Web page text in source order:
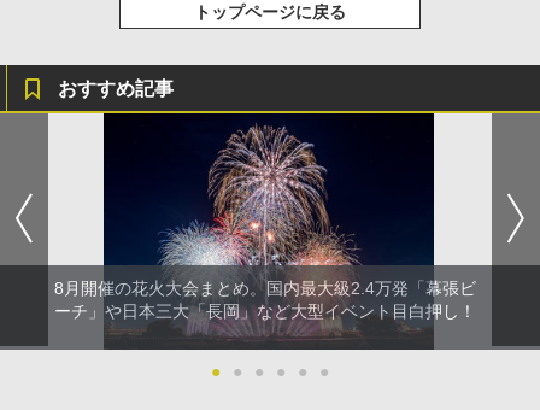
トップページに戻る
おすすめ記事
8月開催の花火大会まとめ。国内最大級2.4万発「幕張ビ
ーチ」や日本三大「長岡」など大型イベント目白押し！
● ● ● ● ● ●